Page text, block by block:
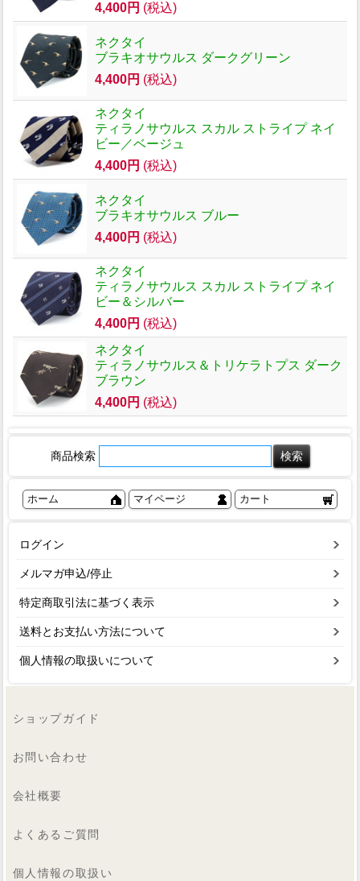
4,400円 (税込)
ネクタイ
ブラキオサウルス ダークグリーン
4,400円 (税込)
ネクタイ
ティラノサウルス スカル ストライプ ネイ
ビー／ベージュ
4,400円 (税込)
ネクタイ
ブラキオサウルス ブルー
4,400円 (税込)
ネクタイ
ティラノサウルス スカル ストライプ ネイ
ビー＆シルバー
4,400円 (税込)
ネクタイ
ティラノサウルス＆トリケラトプス ダーク
ブラウン
4,400円 (税込)
商品検索
ホーム マイページ カート
ログイン
メルマガ申込/停止
特定商取引法に基づく表示
送料とお支払い方法について
個人情報の取扱いについて
ショップガイド
お問い合わせ
会社概要
よくあるご質問
個人情報の取扱い